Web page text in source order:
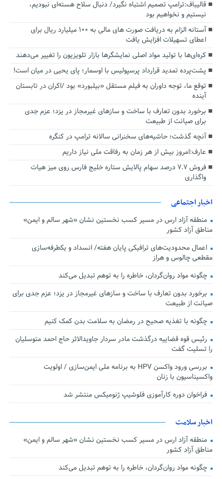
قالیباف:ترامپ تصمیم اشتباه نگیرد/ دنبال سلاح هسته‌ای نبودیم،
نیستیم و نخواهیم بود
آستانه الزام به دریافت صورت های مالی به ۱۰۰ میلیارد ریال برای
اعطای تسهیلات افزایش یافت
کره‌ای‌ها با تولید مواد اصلی نمایشگرها بازار تلویزیون را تغییر می‌دهند
پشت‌پرده تمدید قرارداد پرسپولیس با اوسمار؛ پای یحیی در میان است!
توقع ما، توجه داوران به فیلم مستقل «بیلبورد» بود /اکران در تابستان
آینده
برخورد بدون تعارف با ساخت‌ و سازهای غیرمجاز در یزد؛ عزم جدی
برای صیانت از طبیعت
آنچه گذشت؛ حاشیه‌های سخنرانی سالانه ترامپ در کنگره
عارف:امروز بیش از هر زمان به رفاقت ملی نیاز داریم
فروش ۷.۷ درصد سهام پالایش ستاره خلیج فارس روی میز هیات
واگذاری
اخبار اجتماعی
منطقه آزاد ارس در مسیر کسب نخستین نشان «شهر سالم و ایمن»
مناطق آزاد کشور
اعمال محدودیت‌های ترافیکی پایان هفته/ انسداد و یکطرفه‌سازی
مقطعی چالوس و هراز
چگونه مواد روان‌گردان، خاطره را به توهم تبدیل می‌کند
برخورد بدون تعارف با ساخت‌ و سازهای غیرمجاز در یزد؛ عزم جدی برای
صیانت از طبیعت
چگونه با تغذیه صحیح در رمضان به سلامت بدن کمک کنیم
رئیس قوه قضاییه درگذشت مادر سردار جاویدالاثر حاج احمد متوسلیان
را تسلیت گفت
بررسی ورود واکسن HPV به برنامه ملی ایمن‌سازی / اولویت
واکسیناسیون با زنان
فراخوان دوره کارآموزی فلوشیپ ژنومیکس منتشر شد
اخبار سلامت
منطقه آزاد ارس در مسیر کسب نخستین نشان «شهر سالم و ایمن»
مناطق آزاد کشور
چگونه مواد روان‌گردان، خاطره را به توهم تبدیل می‌کند